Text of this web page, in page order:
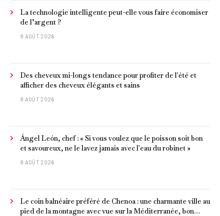
La technologie intelligente peut-elle vous faire économiser
de l’argent ?
8 AOÛT 2026
Des cheveux mi-longs tendance pour profiter de l'été et
afficher des cheveux élégants et sains
8 AOÛT 2026
Ángel León, chef : « Si vous voulez que le poisson soit bon
et savoureux, ne le lavez jamais avec l'eau du robinet »
8 AOÛT 2026
Le coin balnéaire préféré de Chenoa : une charmante ville au
pied de la montagne avec vue sur la Méditerranée, bon